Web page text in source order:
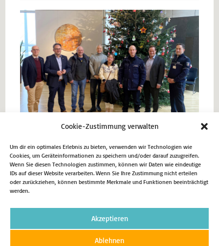
Cookie-Zustimmung verwalten
Um dir ein optimales Erlebnis zu bieten, verwenden wir Technologien wie
Cookies, um Geräteinformationen zu speichern und/oder darauf zuzugreifen.
Wenn Sie diesen Technologien zustimmen, können wir Daten wie eindeutige
IDs auf dieser Website verarbeiten. Wenn Sie Ihre Zustimmung nicht erteilen
oder zurückziehen, können bestimmte Merkmale und Funktionen beeinträchtigt
werden.
Akzeptieren
Ablehnen
Adventskaffeetrinken Lendringsen
Grundsteinlegung Feuerwehr Halingen